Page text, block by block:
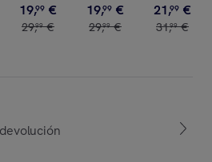
19,99 €
29,99 €
19,99 €
29,99 €
21,99 €
31,99 €